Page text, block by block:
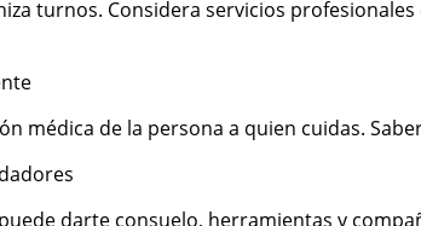
turnos. Considera servicios
médica de la persona a quien cuidas.
darte consuelo, herramientas y